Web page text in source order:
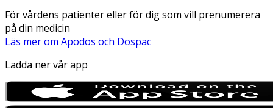
För vårdens patienter eller för dig som vill prenumerera
på din medicin
Läs mer om Apodos och Dospac
Ladda ner vår app